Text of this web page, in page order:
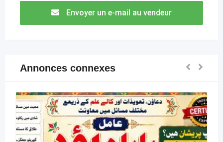
Envoyer un e-mail au vendeur
Annonces connexes